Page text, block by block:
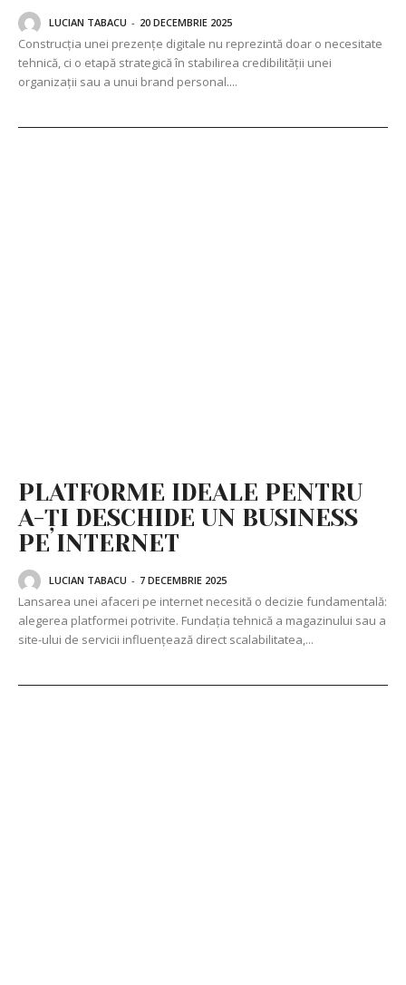
LUCIAN TABACU - 20 DECEMBRIE 2025
Construcția unei prezențe digitale nu reprezintă doar o necesitate
tehnică, ci o etapă strategică în stabilirea credibilității unei
organizații sau a unui brand personal....
PLATFORME IDEALE PENTRU
A-ȚI DESCHIDE UN BUSINESS
PE INTERNET
LUCIAN TABACU - 7 DECEMBRIE 2025
Lansarea unei afaceri pe internet necesită o decizie fundamentală:
alegerea platformei potrivite. Fundația tehnică a magazinului sau a
site-ului de servicii influențează direct scalabilitatea,...